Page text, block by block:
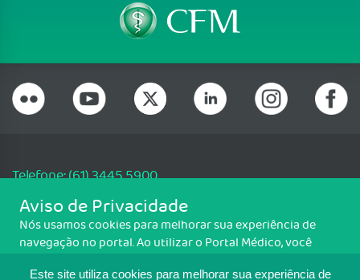
Este site utiliza cookies para melhorar sua experiência de
Telefone: (61) 3445 5900
Email: cfm@portalmedico.org.br
SGAS 616, Conjunto D, Lote 115, L2 Sul, Brasília/DF - CEP: 70200-760 -
CNPJ: 33.583.550/0001-30
Aviso de Privacidade
Nós usamos cookies para melhorar sua experiência de
navegação no portal. Ao utilizar o Portal Médico, você